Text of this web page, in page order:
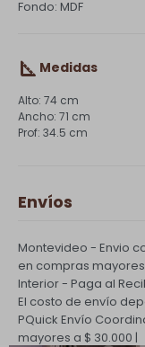
Fondo: MDF
Medidas
74 cm
71 cm
34.5 cm
Envíos
Montevideo - Envio
en compras mayores
Interior - Paga al
El costo de envío
PQuick Envío
mayores a $ 30.000 |